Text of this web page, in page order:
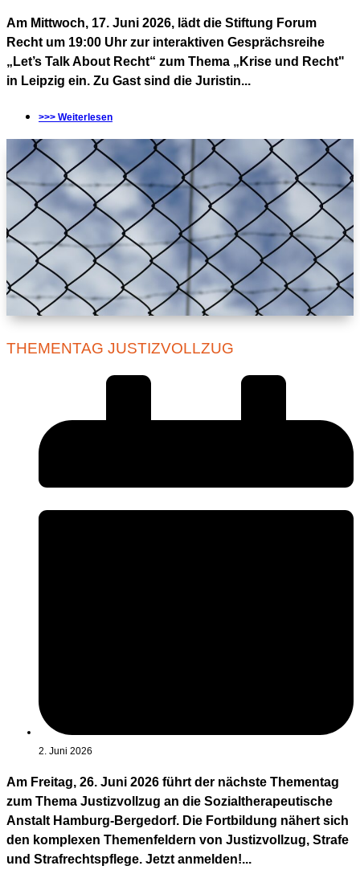
Am Mittwoch, 17. Juni 2026, lädt die Stiftung Forum
Recht um 19:00 Uhr zur interaktiven Gesprächsreihe
„Let’s Talk About Recht“ zum Thema „Krise und Recht"
in Leipzig ein. Zu Gast sind die Juristin...
>>> Weiterlesen
THEMENTAG JUSTIZVOLLZUG
2. Juni 2026
Am Freitag, 26. Juni 2026 führt der nächste Thementag
zum Thema Justizvollzug an die Sozialtherapeutische
Anstalt Hamburg-Bergedorf. Die Fortbildung nähert sich
den komplexen Themenfeldern von Justizvollzug, Strafe
und Strafrechtspflege. Jetzt anmelden!...